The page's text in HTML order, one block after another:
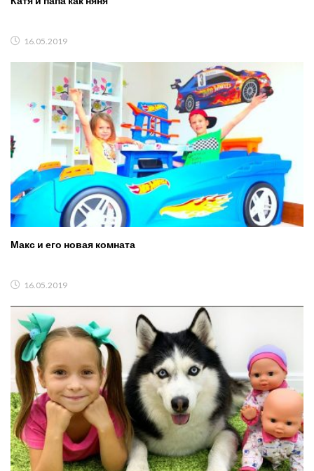
16.05.2019
Макс и его новая комната
16.05.2019